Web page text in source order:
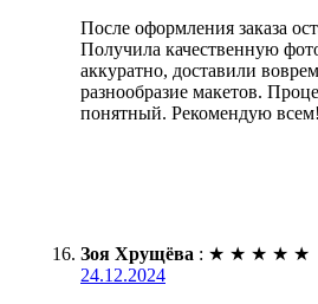
После оформления заказа
Получила качественную
аккуратно, доставили
разнообразие макетов.
понятный. Рекомендую всем!
Зоя Хрущёва : ★ ★ ★ ★ ★
24.12.2024